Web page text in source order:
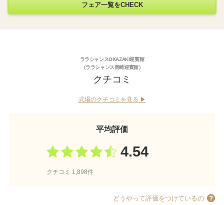
フェア一覧をCHECK
ララシャンスOKAZAKI迎賓館
（ララシャンス岡崎迎賓館）
クチコミ
式場のクチコミを見る ▶︎
平均評価
4.54
クチコミ 1,898件
どうやって評価をつけているの